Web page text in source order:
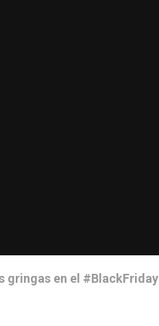
gringas en el #BlackFriday